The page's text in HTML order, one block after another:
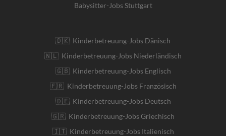
Babysitter-Jobs Stuttgart
🇩🇰 Kinderbetreuung-Jobs Dänisch
🇳🇱 Kinderbetreuung-Jobs Niederländisch
🇬🇧 Kinderbetreuung-Jobs Englisch
🇫🇷 Kinderbetreuung-Jobs Französisch
🇩🇪 Kinderbetreuung-Jobs Deutsch
🇬🇷 Kinderbetreuung-Jobs Griechisch
🇮🇹 Kinderbetreuung-Jobs Italienisch